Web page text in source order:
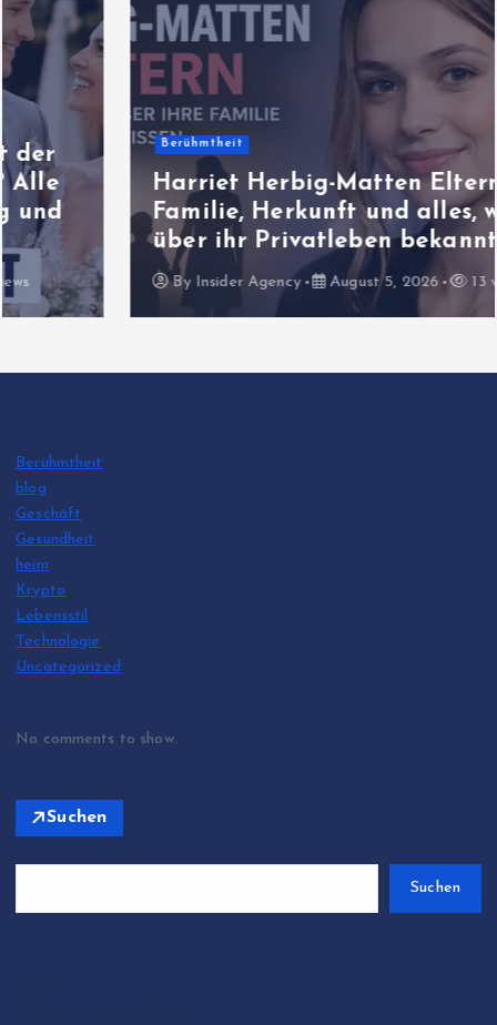
Harriet Herbig-Matten Eltern:
Familie, Herkunft und alles, was
über ihr Privatleben bekannt ist
ByInsider Agency August 5, 2026 13 views
Berühmtheit
blog
Geschäft
Gesundheit
heim
Krypto
Lebensstil
Technologie
Uncategorized
No comments to show.
Suchen
Suchen